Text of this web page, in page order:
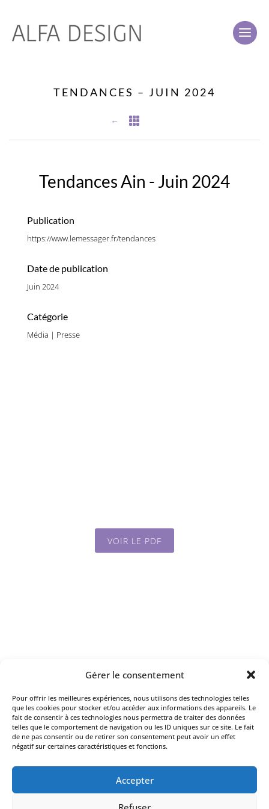
Gérer le consentement
Pour offrir les meilleures expériences, nous utilisons des technologies telles
que les cookies pour stocker et/ou accéder aux informations des appareils. Le
fait de consentir à ces technologies nous permettra de traiter des données
telles que le comportement de navigation ou les ID uniques sur ce site. Le fait
de ne pas consentir ou de retirer son consentement peut avoir un effet
négatif sur certaines caractéristiques et fonctions.
Accepter
TENDANCES – JUIN 2024
← 
Tendances Ain - Juin 2024
Publication
https://www.lemessager.fr/tendances
Date de publication
Juin 2024
Catégorie
Média | Presse
VOIR LE PDF